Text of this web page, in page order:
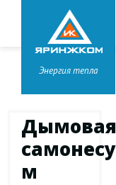
Звонок бесплатный
8 800 333-99-01
Головной офис в
+7 (4852) 67-96-
Энергия тепла
Дымовая
м